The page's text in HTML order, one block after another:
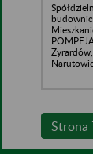
Strona